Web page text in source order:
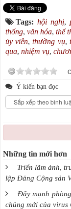
Tags: hội nghị,
thống, văn hóa, thể
ủy viên,thường vụ,
qua, nhiệm vụ,
Ý kiến bạn đọc
Những tin mới hơn
Triển lãm ảnh,
lập Đảng Cộng sản
Đẩy mạnh
chủng mới của virus